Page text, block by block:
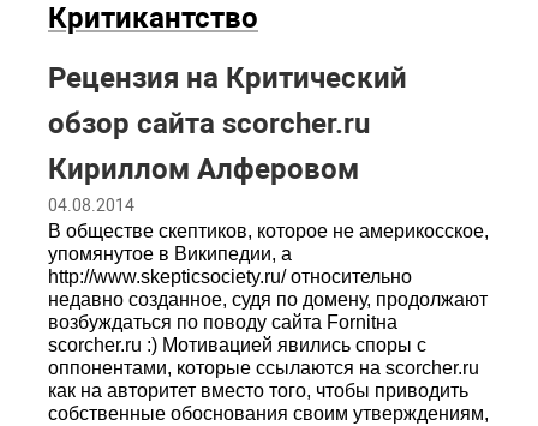
Критикантство
Рецензия на Критический
обзор сайта scorcher.ru
Кириллом Алферовом
04.08.2014
В обществе скептиков, которое не америкосское,
упомянутое в Википедии, а
http://www.skepticsociety.ru/ относительно
недавно созданное, судя по домену, продолжают
возбуждаться по поводу сайта Fornitна
scorcher.ru :) Мотивацией явились споры с
оппонентами, которые ссылаются на scorcher.ru
как на авторитет вместо того, чтобы приводить
собственные обоснования своим утверждениям,